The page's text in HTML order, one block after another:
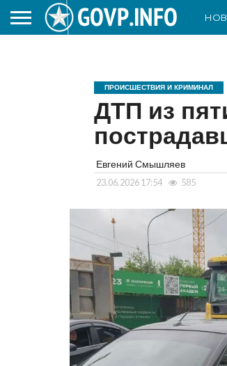
ПРОИСШЕСТВИЯ И КРИМИНАЛ
ДТП из
Евгений Смышляев
23.06.2026 17:54 585